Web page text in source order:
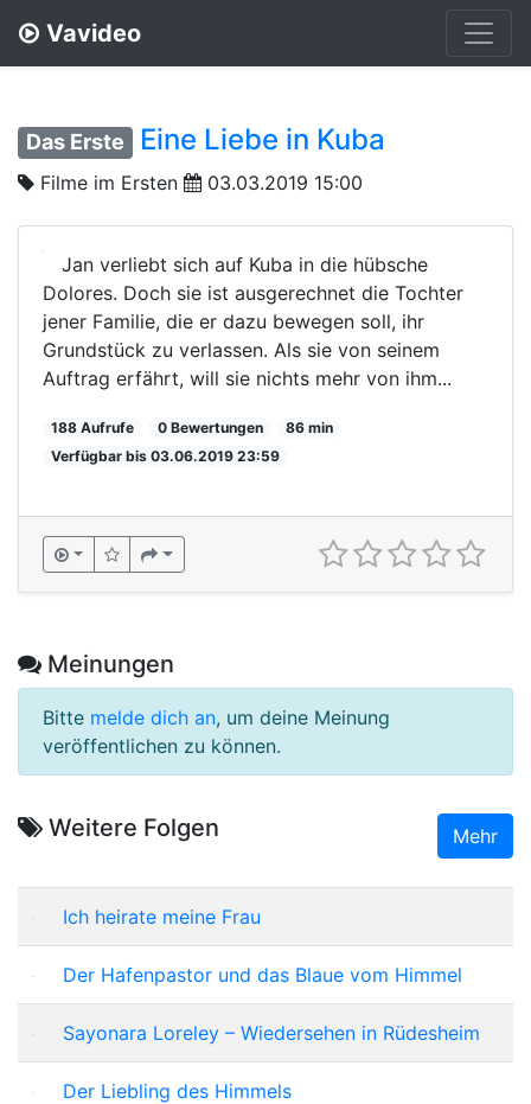
Vavideo
Das Erste Eine Liebe in Kuba
Filme im Ersten 03.03.2019 15:00
Jan verliebt sich auf Kuba in die hübsche
Dolores. Doch sie ist ausgerechnet die Tochter
jener Familie, die er dazu bewegen soll, ihr
Grundstück zu verlassen. Als sie von seinem
Auftrag erfährt, will sie nichts mehr von ihm...
188 Aufrufe 0 Bewertungen
86 min
Verfügbar bis 03.06.2019 23:59
Meinungen
Bitte melde dich an, um deine Meinung
veröffentlichen zu können.
Weitere Folgen Mehr
Ich heirate meine Frau
Der Hafenpastor und das Blaue vom Himmel
Sayonara Loreley – Wiedersehen in Rüdesheim
Der Liebling des Himmels